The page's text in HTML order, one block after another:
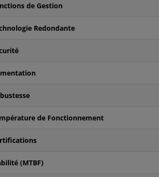
de Gestion
Redondante
de Fonctionnement
(MTBF)